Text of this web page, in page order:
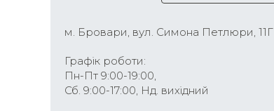
м. Бровари, вул. Симона Петлюри, 11Г
Графік роботи:
Пн-Пт 9:00-19:00,
Сб. 9:00-17:00, Нд. вихідний